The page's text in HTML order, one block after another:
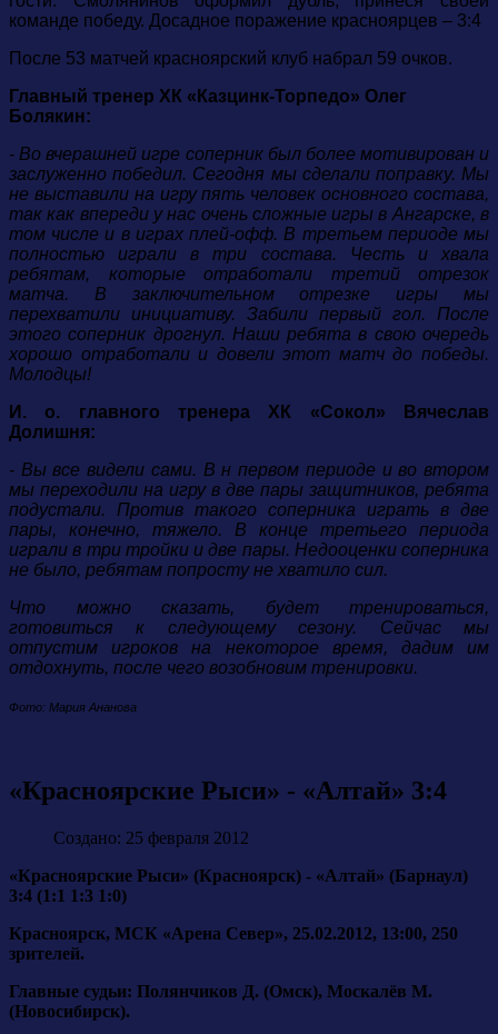
команде победу. Досадное поражение красноярцев – 3:4
После 53 матчей красноярский клуб набрал 59 очков.
Главный тренер ХК «Казцинк-Торпедо» Олег
Болякин:
- Во вчерашней игре соперник был более мотивирован и
заслуженно победил. Сегодня мы сделали поправку. Мы
не выставили на игру пять человек основного состава,
так как впереди у нас очень сложные игры в Ангарске, в
том числе и в играх плей-офф. В третьем периоде мы
полностью играли в три состава. Честь и хвала
ребятам, которые отработали третий отрезок
матча. В заключительном отрезке игры мы
перехватили инициативу. Забили первый гол. После
этого соперник дрогнул. Наши ребята в свою очередь
хорошо отработали и довели этот матч до победы.
Молодцы!
И. о. главного тренера ХК «Сокол» Вячеслав
Долишня:
- Вы все видели сами. В н первом периоде и во втором
мы переходили на игру в две пары защитников, ребята
подустали. Против такого соперника играть в две
пары, конечно, тяжело. В конце третьего периода
играли в три тройки и две пары. Недооценки соперника
не было, ребятам попросту не хватило сил.
Что можно сказать, будет тренироваться,
готовиться к следующему сезону. Сейчас мы
отпустим игроков на некоторое время, дадим им
отдохнуть, после чего возобновим тренировки.
Фото: Мария Ананова
«Красноярские Рыси» - «Алтай» 3:4
Создано: 25 февраля 2012
«Красноярские Рыси» (Красноярск) - «Алтай» (Барнаул)
3:4 (1:1 1:3 1:0)
Красноярск, МСК «Арена Север», 25.02.2012, 13:00, 250
зрителей.
Главные судьи: Полянчиков Д. (Омск), Москалёв М.
(Новосибирск).